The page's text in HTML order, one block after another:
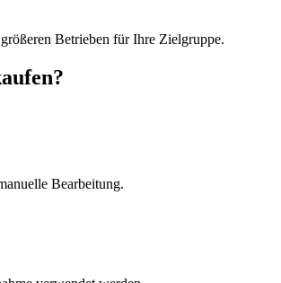
Betrieben für Ihre Zielgruppe.
Bearbeitung.